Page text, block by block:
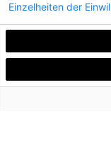
Einzelheiten der